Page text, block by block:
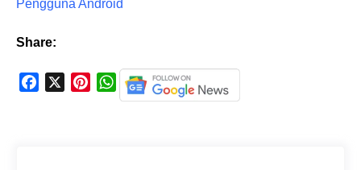
Pengguna Android
Share:
W
h